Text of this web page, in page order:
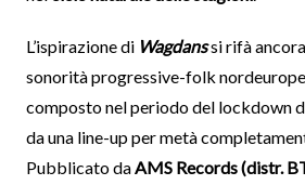
L’ispirazione di Wagdanssi rifà
sonorità progressive-folk
composto nel periodo del lockdown
da una line-up per metà
Pubblicato da AMS Records (distr.